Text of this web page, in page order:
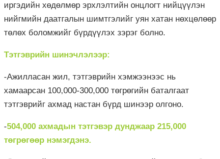
иргэдийн хөдөлмөр эрхлэлтийн онцлогт нийцүүлэн
нийгмийн даатгалын шимтгэлийг уян хатан нөхцөлөөр
төлөх боломжийг бүрдүүлэх зэрэг болно.
Тэтгэврийн шинэчлэлээр:
-Ажилласан жил, тэтгэврийн хэмжээнээс нь
хамаарсан 100,000-300,000 төгрөгийн баталгаат
тэтгэврийг ахмад настан бүрд шинээр олгоно.
-504,000 ахмадын тэтгэвэр дунджаар 215,000
төгрөгөөр нэмэгдэнэ.